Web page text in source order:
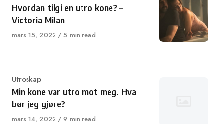
Hvordan tilgi en utro kone? –
Victoria Milan
Published
mars 15, 2022 5 min read
Category
Utroskap
Min kone var utro mot meg. Hva
bør jeg gjøre?
Published
mars 14, 2022 9 min read